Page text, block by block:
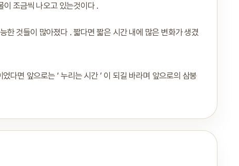
조금씩 나오고 있는것이다 .
한 것들이 많아졌다 . 짧다면 짧은 시간 내에 많은 변화가 생겼
다면 앞으로는 ‘ 누리는 시간 ’ 이 되길 바라며 앞으로의 삼봉